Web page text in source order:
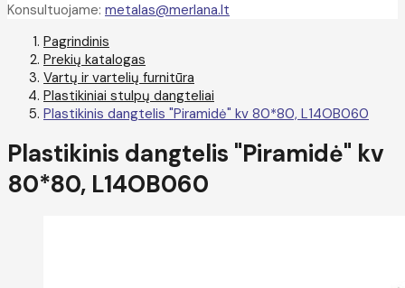
Konsultuojame: metalas@merlana.lt
Pagrindinis
Prekių katalogas
Vartų ir vartelių furnitūra
Plastikiniai stulpų dangteliai
Plastikinis dangtelis "Piramidė" kv 80*80, L14OB060
Plastikinis dangtelis "Piramidė" kv
80*80, L14OB060